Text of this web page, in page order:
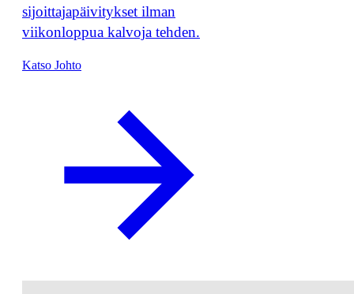
sijoittajapäivitykset ilman
viikonloppua kalvoja tehden.
Katso Johto